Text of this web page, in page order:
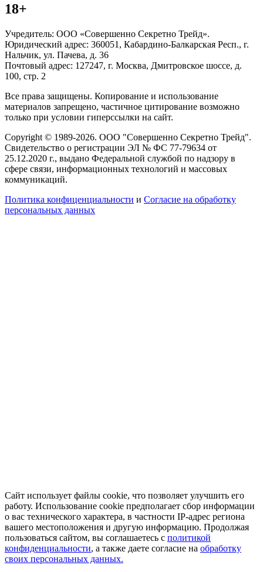
18+
Учредитель: ООО «Совершенно Секретно Трейд».
Юридический адрес: 360051, Кабардино-Балкарская Респ., г.
Нальчик, ул. Пачева, д. 36
Почтовый адрес: 127247, г. Москва, Дмитровское шоссе, д.
100, стр. 2
Все права защищены. Копирование и использование
материалов запрещено, частичное цитирование возможно
только при условии гиперссылки на сайт.
Copyright © 1989-2026. ООО "Совершенно Секретно Трейд".
Свидетельство о регистрации ЭЛ № ФС 77-79634 от
25.12.2020 г., выдано Федеральной службой по надзору в
сфере связи, информационных технологий и массовых
коммуникаций.
Политика конфиценциальности и Согласие на обработку
персональных данных
Сайт использует файлы cookie, что позволяет улучшить его
работу. Использование cookie предполагает сбор информации
о вас технического характера, в частности IP-адрес региона
вашего местоположения и другую информацию. Продолжая
пользоваться сайтом, вы соглашаетесь с политикой
конфиденциальности, а также даете согласие на обработку
своих персональных данных.